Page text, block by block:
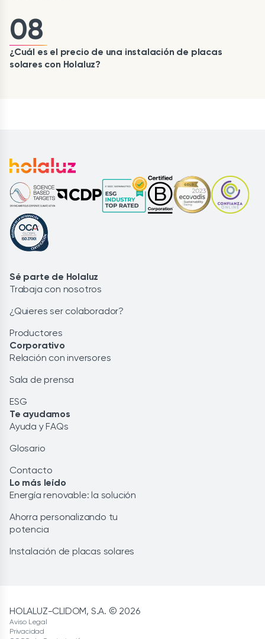
08
¿Cuál es el precio de una instalación de placas
solares con Holaluz?
Sé parte de Holaluz
Trabaja con nosotros
¿Quieres ser colaborador?
Productores
Corporativo
Relación con inversores
Sala de prensa
ESG
Te ayudamos
Ayuda y FAQs
Glosario
Contacto
Lo más leído
Energía renovable: la solución
Ahorra personalizando tu
potencia
Instalación de placas solares
HOLALUZ-CLIDOM, S.A. © 2026
Aviso Legal
Privacidad